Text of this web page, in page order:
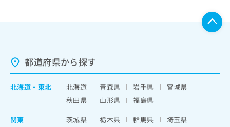
都道府県から探す
北海道 ・ 東北 北海道 青森県 岩手県
宮城県
秋田県
山形県
福島県
関東
茨城県 栃木県 群馬県
埼玉県